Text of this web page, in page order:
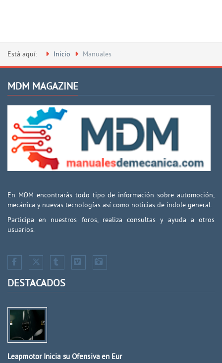
Está aquí: Inicio Manuales
MDM MAGAZINE
En MDM encontrarás todo tipo de información sobre automoción,
mecánica y nuevas tecnologías así como noticias de índole general.
Participa en nuestros foros, realiza consultas y ayuda a otros
usuarios.
DESTACADOS
Leapmotor Inicia su Ofensiva en Eur